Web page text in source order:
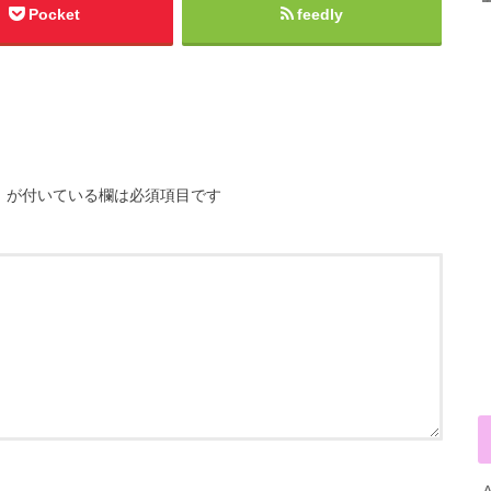
Pocket feedly
が付いている欄は必須項目です